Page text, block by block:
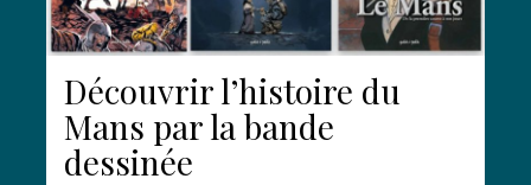
Découvrir l’histoire du
Mans par la bande
dessinée